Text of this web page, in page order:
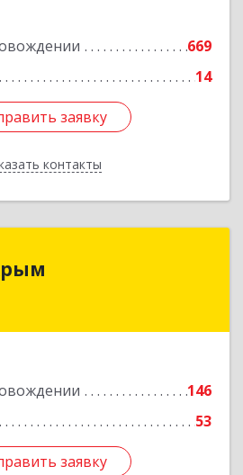
669
14
заявку
контакты
заявку
Назад
146
53
заявку
Симферополь г, Козлова ул,
заявку